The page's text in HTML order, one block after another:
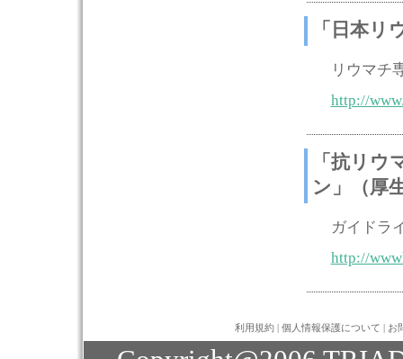
「日本リ
リウマチ
http://
「抗リ
ン」（厚
ガイドラ
http://
利用規約 | 個人情報保護について | お